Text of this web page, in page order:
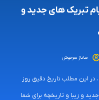
همراه پیام تبریک های جدید و
ساناز سرخوش
در این مطلب تاریخ دقیق روز
های جدید و زیبا و تاریخچه برای شما